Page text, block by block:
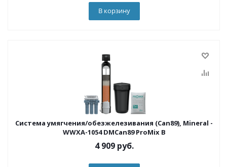
В корзину
Система умягчения/обезжелезивания (Can89), Mineral -
WWXA-1054 DMCan89 ProMix B
4 909руб.